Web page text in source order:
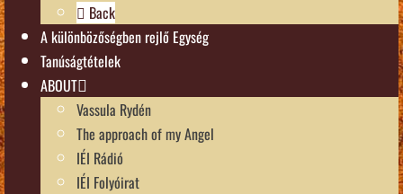
Back
A különbözőségben rejlő Egység
Tanúságtételek
ABOUT
Vassula Rydén
The approach of my Angel
IÉI Rádió
IÉI Folyóirat